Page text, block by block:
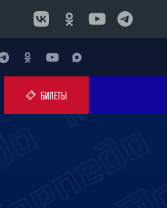
БИЛЕТЫ